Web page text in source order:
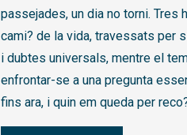
passejades, un dia no torni. Tres
cami? de la vida, travessats per
i dubtes universals, mentre el
enfrontar-se a una pregunta
fins ara, i quin em queda per